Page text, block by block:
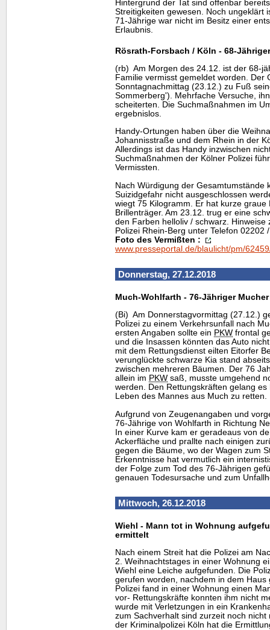
Hintergrund der Tat sind offenbar
Streitigkeiten gewesen. Noch ungeklärt
71-Jährige war nicht im Besitz einer
Erlaubnis.
Rösrath-Forsbach / Köln - 68-
(rb) Am Morgen des 24.12. ist der 68-
Familie vermisst gemeldet worden. Der
Sonntagnachmittag (23.12.) zu Fuß
Sommerberg'). Mehrfache Versuche,
scheiterten. Die Suchmaßnahmen im
ergebnislos.
Handy-Ortungen haben über die
Johannisstraße und dem Rhein in der
Allerdings ist das Handy inzwischen
Suchmaßnahmen der Kölner Polizei
Vermissten.
Nach Würdigung der Gesamtumstände
Suizidgefahr nicht ausgeschlossen
wiegt 75 Kilogramm. Er hat kurze graue
Brillenträger. Am 23.12. trug er eine
den Farben helloliv / schwarz. Hinweise
Polizei Rhein-Berg unter Telefon 02202
Foto des Vermißten :
www.presseportal.de/blaulicht/pm/
Donnerstag, 27.12.2018
Much-Wohlfarth - 76-Jähriger
(Bi) Am Donnerstagvormittag (27.12.)
Polizei zu einem Verkehrsunfall nach
ersten Angaben sollte ein PKW frontal
und die Insassen könnten das Auto
mit dem Rettungsdienst eilten Eitorfer
verunglückte schwarze Kia stand
zwischen mehreren Bäumen. Der 76
allein im PKW saß, musste umgehend
werden. Den Rettungskräften gelang
Leben des Mannes aus Much zu
Aufgrund von Zeugenangaben und
76-Jährige von Wohlfarth in Richtung
In einer Kurve kam er geradeaus von
Ackerfläche und prallte nach einigen
gegen die Bäume, wo der Wagen zum
Erkenntnisse hat vermutlich ein
der Folge zum Tod des 76-Jährigen
genauen Todesursache und zum
Mittwoch, 26.12.2018
Wiehl - Mann tot in Wohnung
ermittelt
Nach einem Streit hat die Polizei am
2. Weihnachtstages in einer Wohnung
Wiehl eine Leiche aufgefunden. Die
gerufen worden, nachdem in dem Haus
Polizei fand in einer Wohnung einen
vor- Rettungskräfte konnten ihm nicht
wurde mit Verletzungen in ein
zum Sachverhalt sind zurzeit noch
der Kriminalpolizei Köln hat die